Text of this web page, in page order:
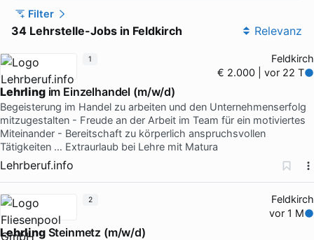
Filter
34 Lehrstelle-Jobs in Feldkirch Relevanz
Feldkirch
€ 2.000 | vor 22 T
Lehrlingim Einzelhandel (m/w/d)
Begeisterung im Handel zu arbeiten und den Unternehmenserfolg
mitzugestalten - Freude an der Arbeit im Team für ein motiviertes
Miteinander - Bereitschaft zu körperlich anspruchsvollen
Tätigkeiten … Extraurlaub bei Lehre mit Matura
Lehrberuf.info
1
Feldkirch
vor 1 M
LehrlingSteinmetz (m/w/d)
2